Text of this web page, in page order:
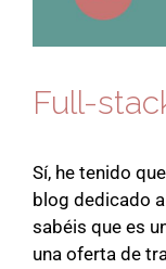
Full-
Sí, he tenido
blog dedicado
sabéis que es
una oferta de